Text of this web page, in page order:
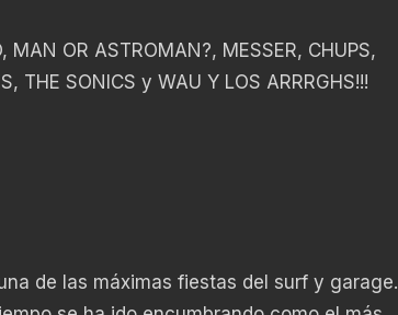
MAN OR ASTROMAN?, MESSER, CHUPS,
THE SONICS y WAU Y LOS ARRRGHS!!!
de las máximas fiestas del surf y garage.